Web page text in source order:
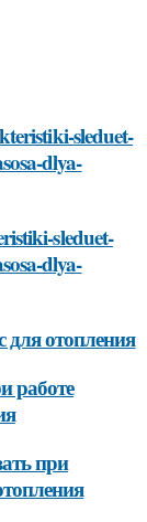
sleduet-
dlya-
sleduet-
dlya-
отопления
работе
при